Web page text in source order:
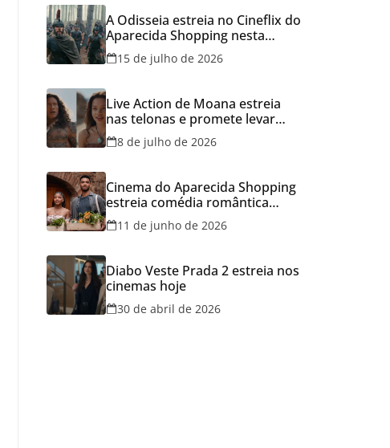
A Odisseia estreia no Cineflix do
Aparecida Shopping nesta
quinta, 16
15 de julho de 2026
Live Action de Moana estreia
nas telonas e promete levar
aventura e emoção ao Cineflix
do Aparecida Shopping
8 de julho de 2026
Cinema do Aparecida Shopping
estreia comédia romântica
ambientada na Itália, hoje e
lança promoção para o Dia dos
11 de junho de 2026
Diabo Veste Prada 2 estreia nos
cinemas hoje
30 de abril de 2026